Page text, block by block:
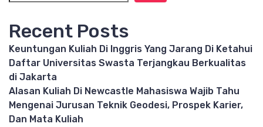
Recent Posts
Keuntungan Kuliah Di Inggris Yang Jarang Di Ketahui
Daftar Universitas Swasta Terjangkau Berkualitas
di Jakarta
Alasan Kuliah Di Newcastle Mahasiswa Wajib Tahu
Mengenai Jurusan Teknik Geodesi, Prospek Karier,
Dan Mata Kuliah